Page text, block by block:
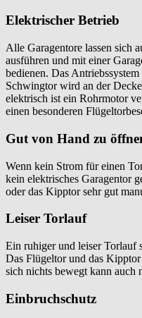
Elektrischer Betrieb
Alle Garagentore lassen sich
ausführen und mit einer
bedienen. Das
Schwingtor wird an der
elektrisch ist ein Rohrmotor
einen besonderen
Gut von Hand zu
Wenn kein Strom für einen
kein elektrisches Garagentor
oder das Kipptor sehr gut
Leiser Torlauf
Ein ruhiger und leiser Torlauf
Das Flügeltor und das
sich nichts bewegt kann auch
Einbruchschutz